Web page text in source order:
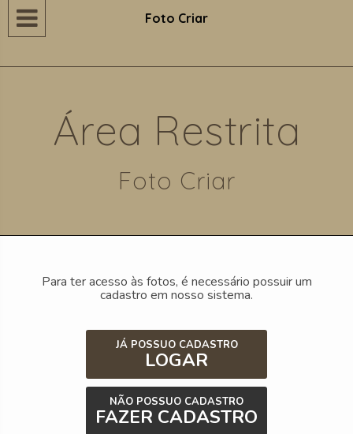
Foto Criar

Área Restrita
Foto Criar
Para ter acesso às fotos, é necessário possuir um
cadastro em nosso sistema.
JÁ POSSUO CADASTRO
LOGAR
NÃO POSSUO CADASTRO
FAZER CADASTRO